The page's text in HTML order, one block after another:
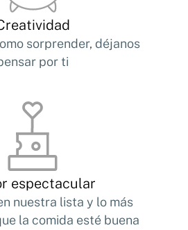
sorprender, déjanos
por ti
espectacular
nuestra lista y lo más
la comida esté buena